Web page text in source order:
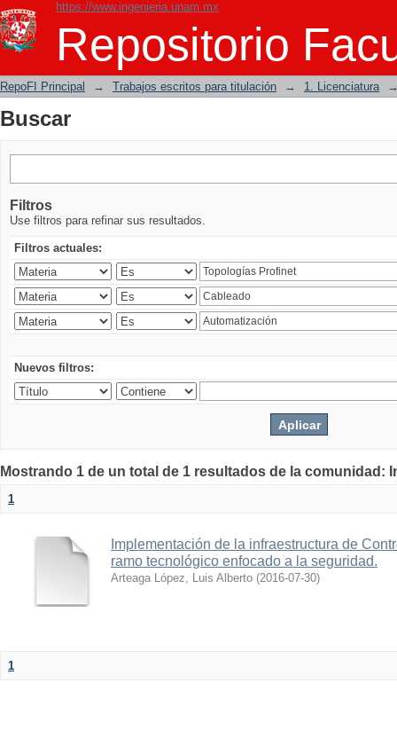
https://www.ingenieria.unam.mx
Repositorio
Buscar
RepoFI Principal → Trabajos escritos para titulación → 1. Licenciatura
Buscar
Filtros
Use filtros para refinar sus resultados.
Filtros actuales:
Nuevos filtros:
Mostrando 1 de un total de 1 resultados de la comunidad:
1
Implementación de la infraestructura de
ramo tecnológico enfocado a la seguridad.
Arteaga López, Luis Alberto (2016-07-30)
1